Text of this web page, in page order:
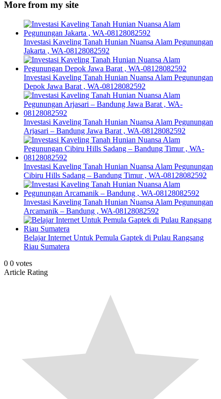
More from my site
Investasi Kaveling Tanah Hunian Nuansa Alam Pegunungan
Jakarta , WA-08128082592
Investasi Kaveling Tanah Hunian Nuansa Alam Pegunungan
Depok Jawa Barat , WA-08128082592
Investasi Kaveling Tanah Hunian Nuansa Alam Pegunungan
Arjasari – Bandung Jawa Barat , WA-08128082592
Investasi Kaveling Tanah Hunian Nuansa Alam Pegunungan
Cibiru Hills Sadang – Bandung Timur , WA-08128082592
Investasi Kaveling Tanah Hunian Nuansa Alam Pegunungan
Arcamanik – Bandung , WA-08128082592
Belajar Internet Untuk Pemula Gaptek di Pulau Rangsang
Riau Sumatera
0 0 votes
Article Rating